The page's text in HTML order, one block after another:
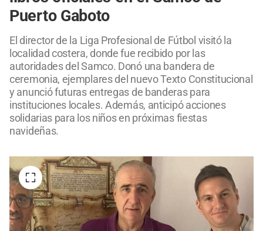
Puerto Gaboto
El director de la Liga Profesional de Fútbol visitó la
localidad costera, donde fue recibido por las
autoridades del Samco. Donó una bandera de
ceremonia, ejemplares del nuevo Texto Constitucional
y anunció futuras entregas de banderas para
instituciones locales. Además, anticipó acciones
solidarias para los niños en próximas fiestas
navideñas.